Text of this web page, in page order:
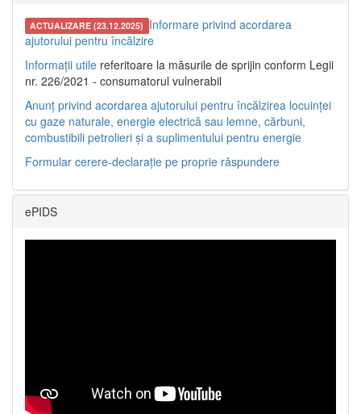
ACTUALIZARE (23.12.2025) Informare privind acordarea
ajutorului pentru încălzire
Informații utile referitoare la măsurile de sprijin conform Legii
nr. 226/2021 - consumatorul vulnerabil
Anunț privind acordarea ajutorului pentru încălzirea locuinței
cu gaze naturale, energie electrică sau lemne, cărbuni,
combustibili petrolieri și a suplimentului pentru energie
Formular cerere-declarație pe proprie răspundere
ePIDS